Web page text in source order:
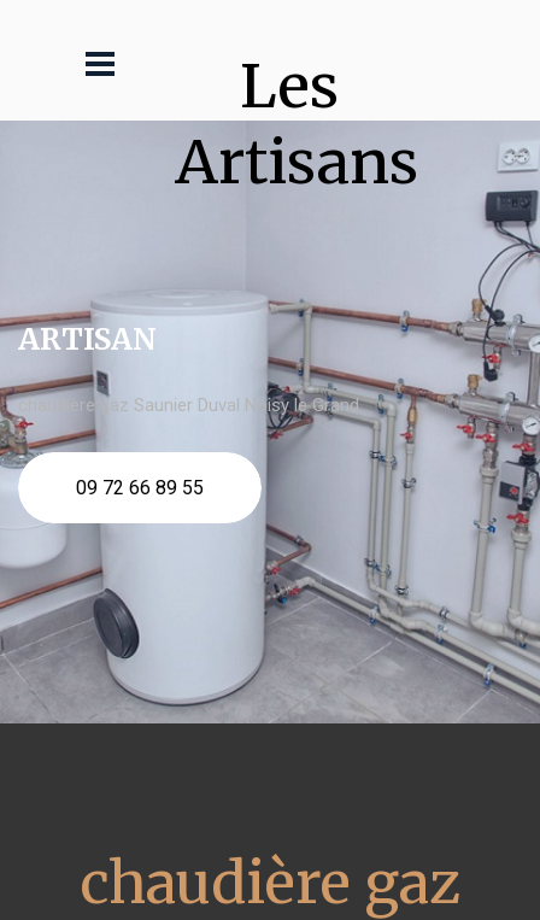
Les
Artisans
ARTISAN
chaudière gaz Saunier Duval Noisy le Grand
09 72 66 89 55
chaudière gaz